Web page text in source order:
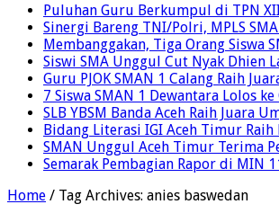
Puluhan Guru Berkumpul di TPN
Sinergi Bareng TNI/Polri, MPLS
Membanggakan, Tiga Orang Siswa
Siswi SMA Unggul Cut Nyak Dhien
Guru PJOK SMAN 1 Calang Raih
7 Siswa SMAN 1 Dewantara Lolos
SLB YBSM Banda Aceh Raih Juara
Bidang Literasi IGI Aceh Timur
SMAN Unggul Aceh Timur Terima
Semarak Pembagian Rapor di MIN
Home / Tag Archives: anies baswedan